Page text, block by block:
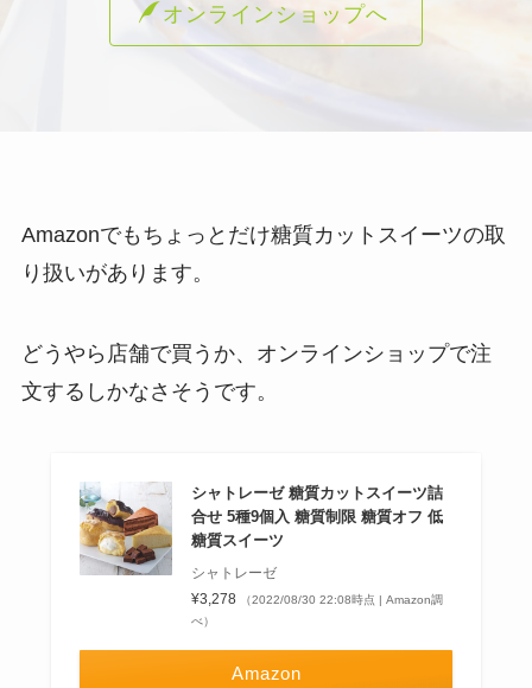
オンラインショップへ
Amazonでもちょっとだけ糖質カットスイーツの取
り扱いがあります。
どうやら店舗で買うか、オンラインショップで注
文するしかなさそうです。
シャトレーゼ 糖質カットスイーツ詰
合せ 5種9個入 糖質制限 糖質オフ 低
糖質スイーツ
シャトレーゼ
¥3,278
（2022/08/30 22:08時点 | Amazon調
べ）
Amazon